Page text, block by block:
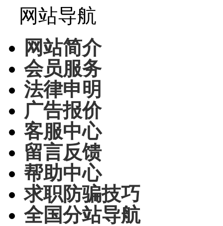
网站导航
网站简介
会员服务
法律申明
广告报价
客服中心
留言反馈
帮助中心
求职防骗技巧
全国分站导航